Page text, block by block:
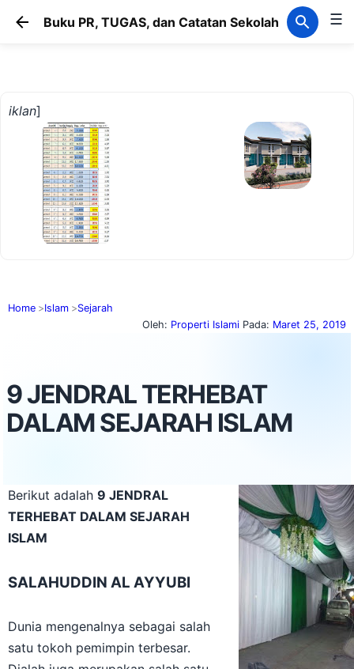
Langsung ke konten utama
Buku PR, TUGAS, dan Catatan Sekolah ☰
iklan]
Sejarah
Properti Islami Pada:Maret 25, 2019
9 JENDRAL TERHEBAT
DALAM SEJARAH ISLAM
Berikut adalah 9 JENDRAL
TERHEBAT DALAM SEJARAH
ISLAM
SALAHUDDIN AL AYYUBI
Dunia mengenalnya sebagai salah
satu tokoh pemimpin terbesar.